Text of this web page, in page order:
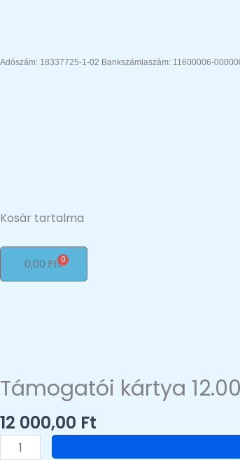
Adószám: 18337725-1-02 Bankszámlaszám: 11600006-
Kosár tartalma
0,00 Ft 0
Kosár
Támogatói kártya
12 000,00 Ft
Támogatói